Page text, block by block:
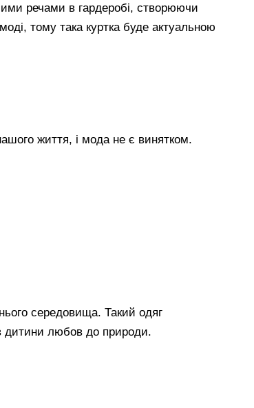
речами в гардеробі, створюючи
тому така куртка буде актуальною
життя, і мода не є винятком.
середовища. Такий одяг
в дитини любов до природи.